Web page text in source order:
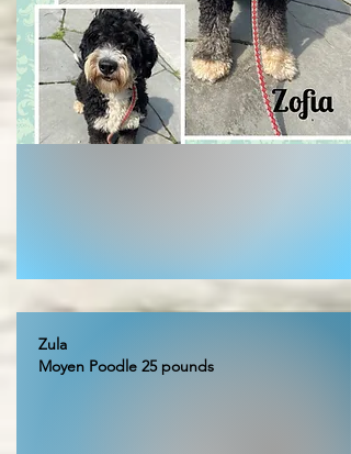
Zula
Moyen Poodle 25 pounds